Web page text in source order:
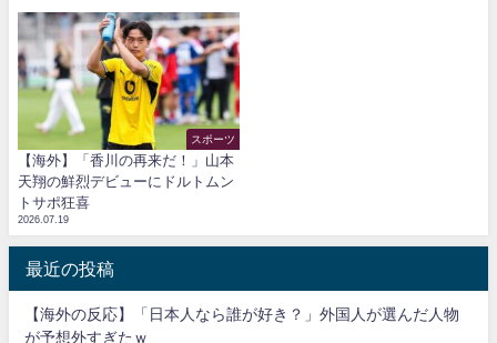
スポーツ
【海外】「香川の再来だ！」山本
天翔の鮮烈デビューにドルトムン
トサポ狂喜
2026.07.19
最近の投稿
【海外の反応】「日本人なら誰が好き？」外国人が選んだ人物
が予想外すぎたｗ